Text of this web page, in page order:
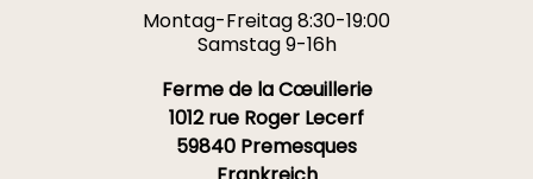
Montag-Freitag 8:30-19:00
Samstag 9-16h
Ferme de la Cœuillerie
1012 rue Roger Lecerf
59840 Premesques